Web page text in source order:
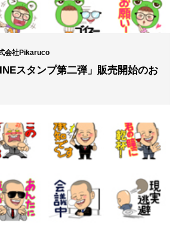
会社Pikaruco
スタンプ第二弾」販売開始のお